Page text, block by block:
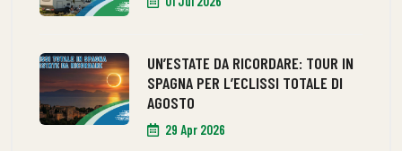
UN’ESTATE DA RICORDARE: TOUR IN
SPAGNA PER L’ECLISSI TOTALE DI
AGOSTO
29 Apr 2026